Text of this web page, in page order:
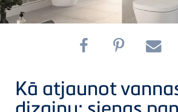
Kā atjaunot